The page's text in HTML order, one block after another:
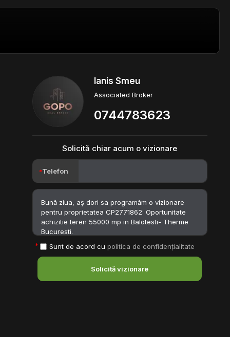
Ianis Smeu
Associated Broker
0744783623
Solicită chiar acum o vizionare
Telefon
Sunt de acord cu politica de confidențialitate
Solicită vizionare